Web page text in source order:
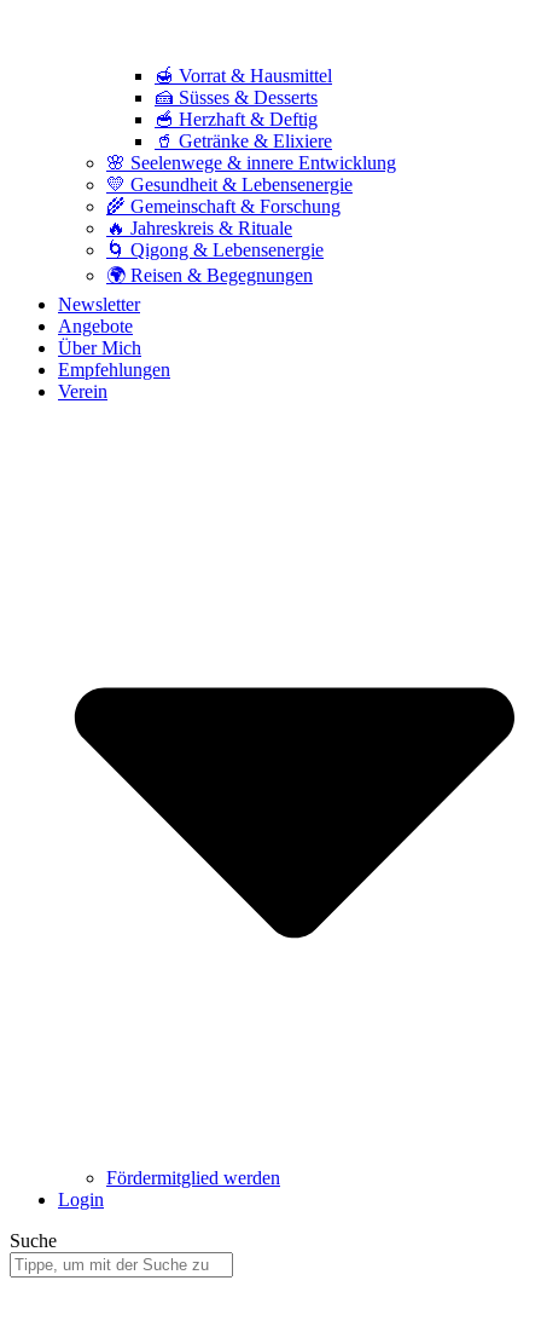
🍯 Vorrat & Hausmittel
🍰 Süsses & Desserts
🥣 Herzhaft & Deftig
🥤 Getränke & Elixiere
🌸 Seelenwege & innere Entwicklung
💛 Gesundheit & Lebensenergie
🌾 Gemeinschaft & Forschung
🔥 Jahreskreis & Rituale
🌀 Qigong & Lebensenergie
🌍 Reisen & Begegnungen
Newsletter
Angebote
Über Mich
Empfehlungen
Verein
Fördermitglied werden
Login
Suche